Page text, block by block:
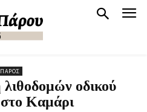
ΠΆΡΟΣ
οδικού
στο Καμάρι